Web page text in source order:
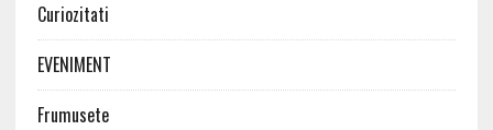
Curiozitati
EVENIMENT
Frumusete